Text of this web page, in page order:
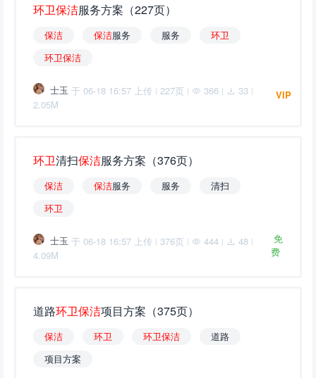
环卫保洁服务方案（227页）
保洁 保洁服务 服务 环卫
环卫保洁
士玉 于 06-18 16:57 上传 | 227页 | 366 | 33 |
2.05M
VIP
环卫清扫保洁服务方案（376页）
保洁 保洁服务 服务
清扫
环卫
士玉 于 06-18 16:57 上传 | 376页 | 444 | 48 |
4.09M
免
费
道路环卫保洁项目方案（375页）
保洁 环卫 环卫保洁
道路
项目方案